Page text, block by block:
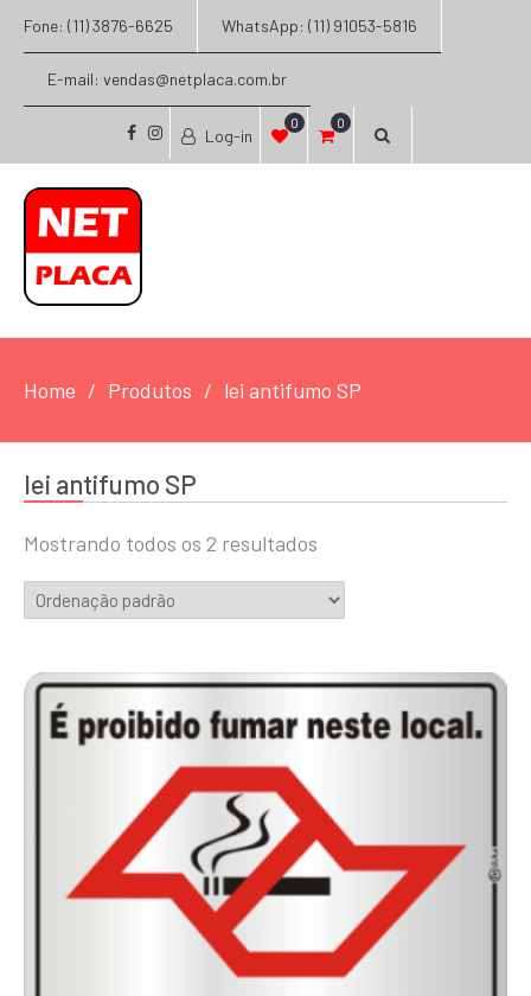
Fone: (11) 3876-6625 WhatsApp: (11) 91053-5816
E-mail: vendas@netplaca.com.br
facebook
instagram
Log-in
0 0
Home Produtos lei antifumo SP
lei antifumo SP
Mostrando todos os 2 resultados